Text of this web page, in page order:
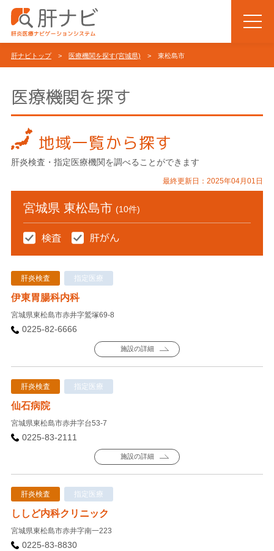
肝ナビトップ> 医療機関を探す(宮城県) > 東松島市
医療機関を探す
地域一覧から探す
肝炎検査・指定医療機関を調べることができます
最終更新日：2025年04月01日
宮城県 東松島市 (10件)
肝炎検査 指定医療
伊東胃腸科内科
宮城県東松島市赤井字鷲塚69-8
0225-82-6666
施設の詳細
肝炎検査 指定医療
仙石病院
宮城県東松島市赤井字台53-7
0225-83-2111
施設の詳細
肝炎検査 指定医療
ししど内科クリニック
宮城県東松島市赤井字南一223
0225-83-8830